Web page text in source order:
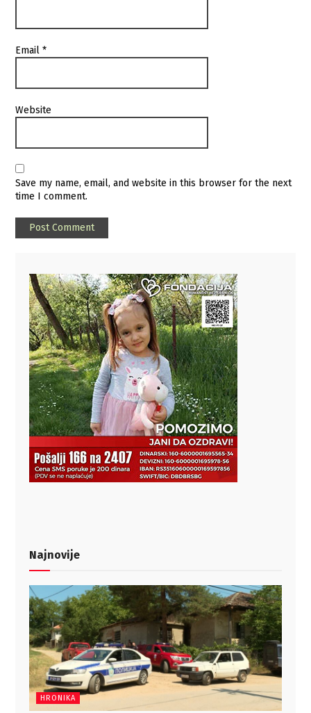
Email*
Website
Save my name, email, and website in this browser for the next
time I comment.
Najnovije
HRONIKA